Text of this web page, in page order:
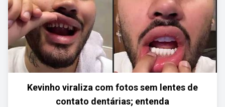
Kevinho viraliza com fotos sem lentes de
contato dentárias; entenda